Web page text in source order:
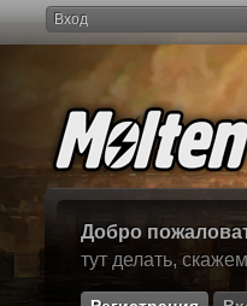
Вход
Добро
тут делать,